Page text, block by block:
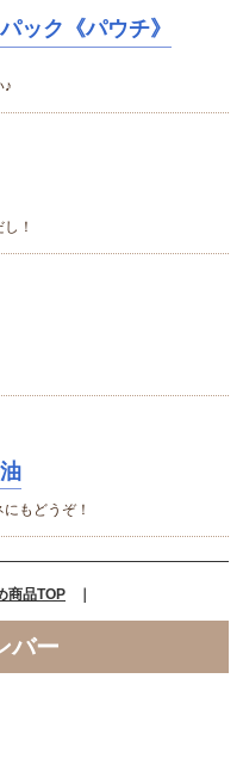
ック《パウチ》
♪
！
もどうぞ！
商品TOP ｜
バー